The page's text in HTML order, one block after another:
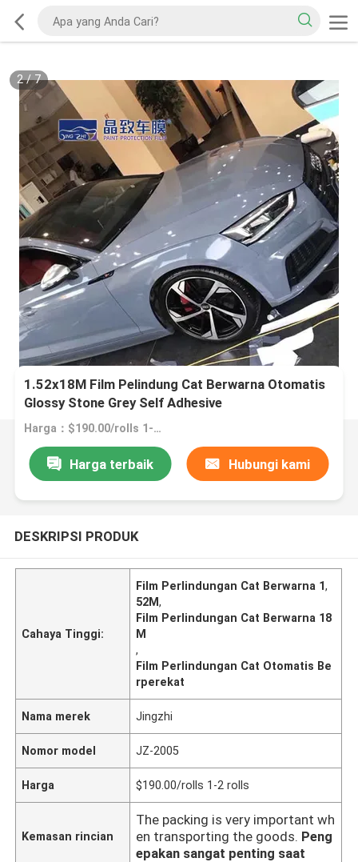
2/7
1.52x18M Film Pelindung Cat Berwarna Otomatis
Glossy Stone Grey Self Adhesive
Harga：$190.00/rolls 1-2 rolls
Harga terbaik Hubungi kami
DESKRIPSI PRODUK
Cahaya Tinggi:
Film Perlindungan Cat Berwarna 1,
52M,
Film Perlindungan Cat Berwarna 18
M
,
Film Perlindungan Cat Otomatis Be
rperekat
Nama merek Jingzhi
Nomor model JZ-2005
Harga $190.00/rolls 1-2 rolls
Kemasan rincian
The packing is very important wh
en transporting the goods. Peng
epakan sangat penting saat